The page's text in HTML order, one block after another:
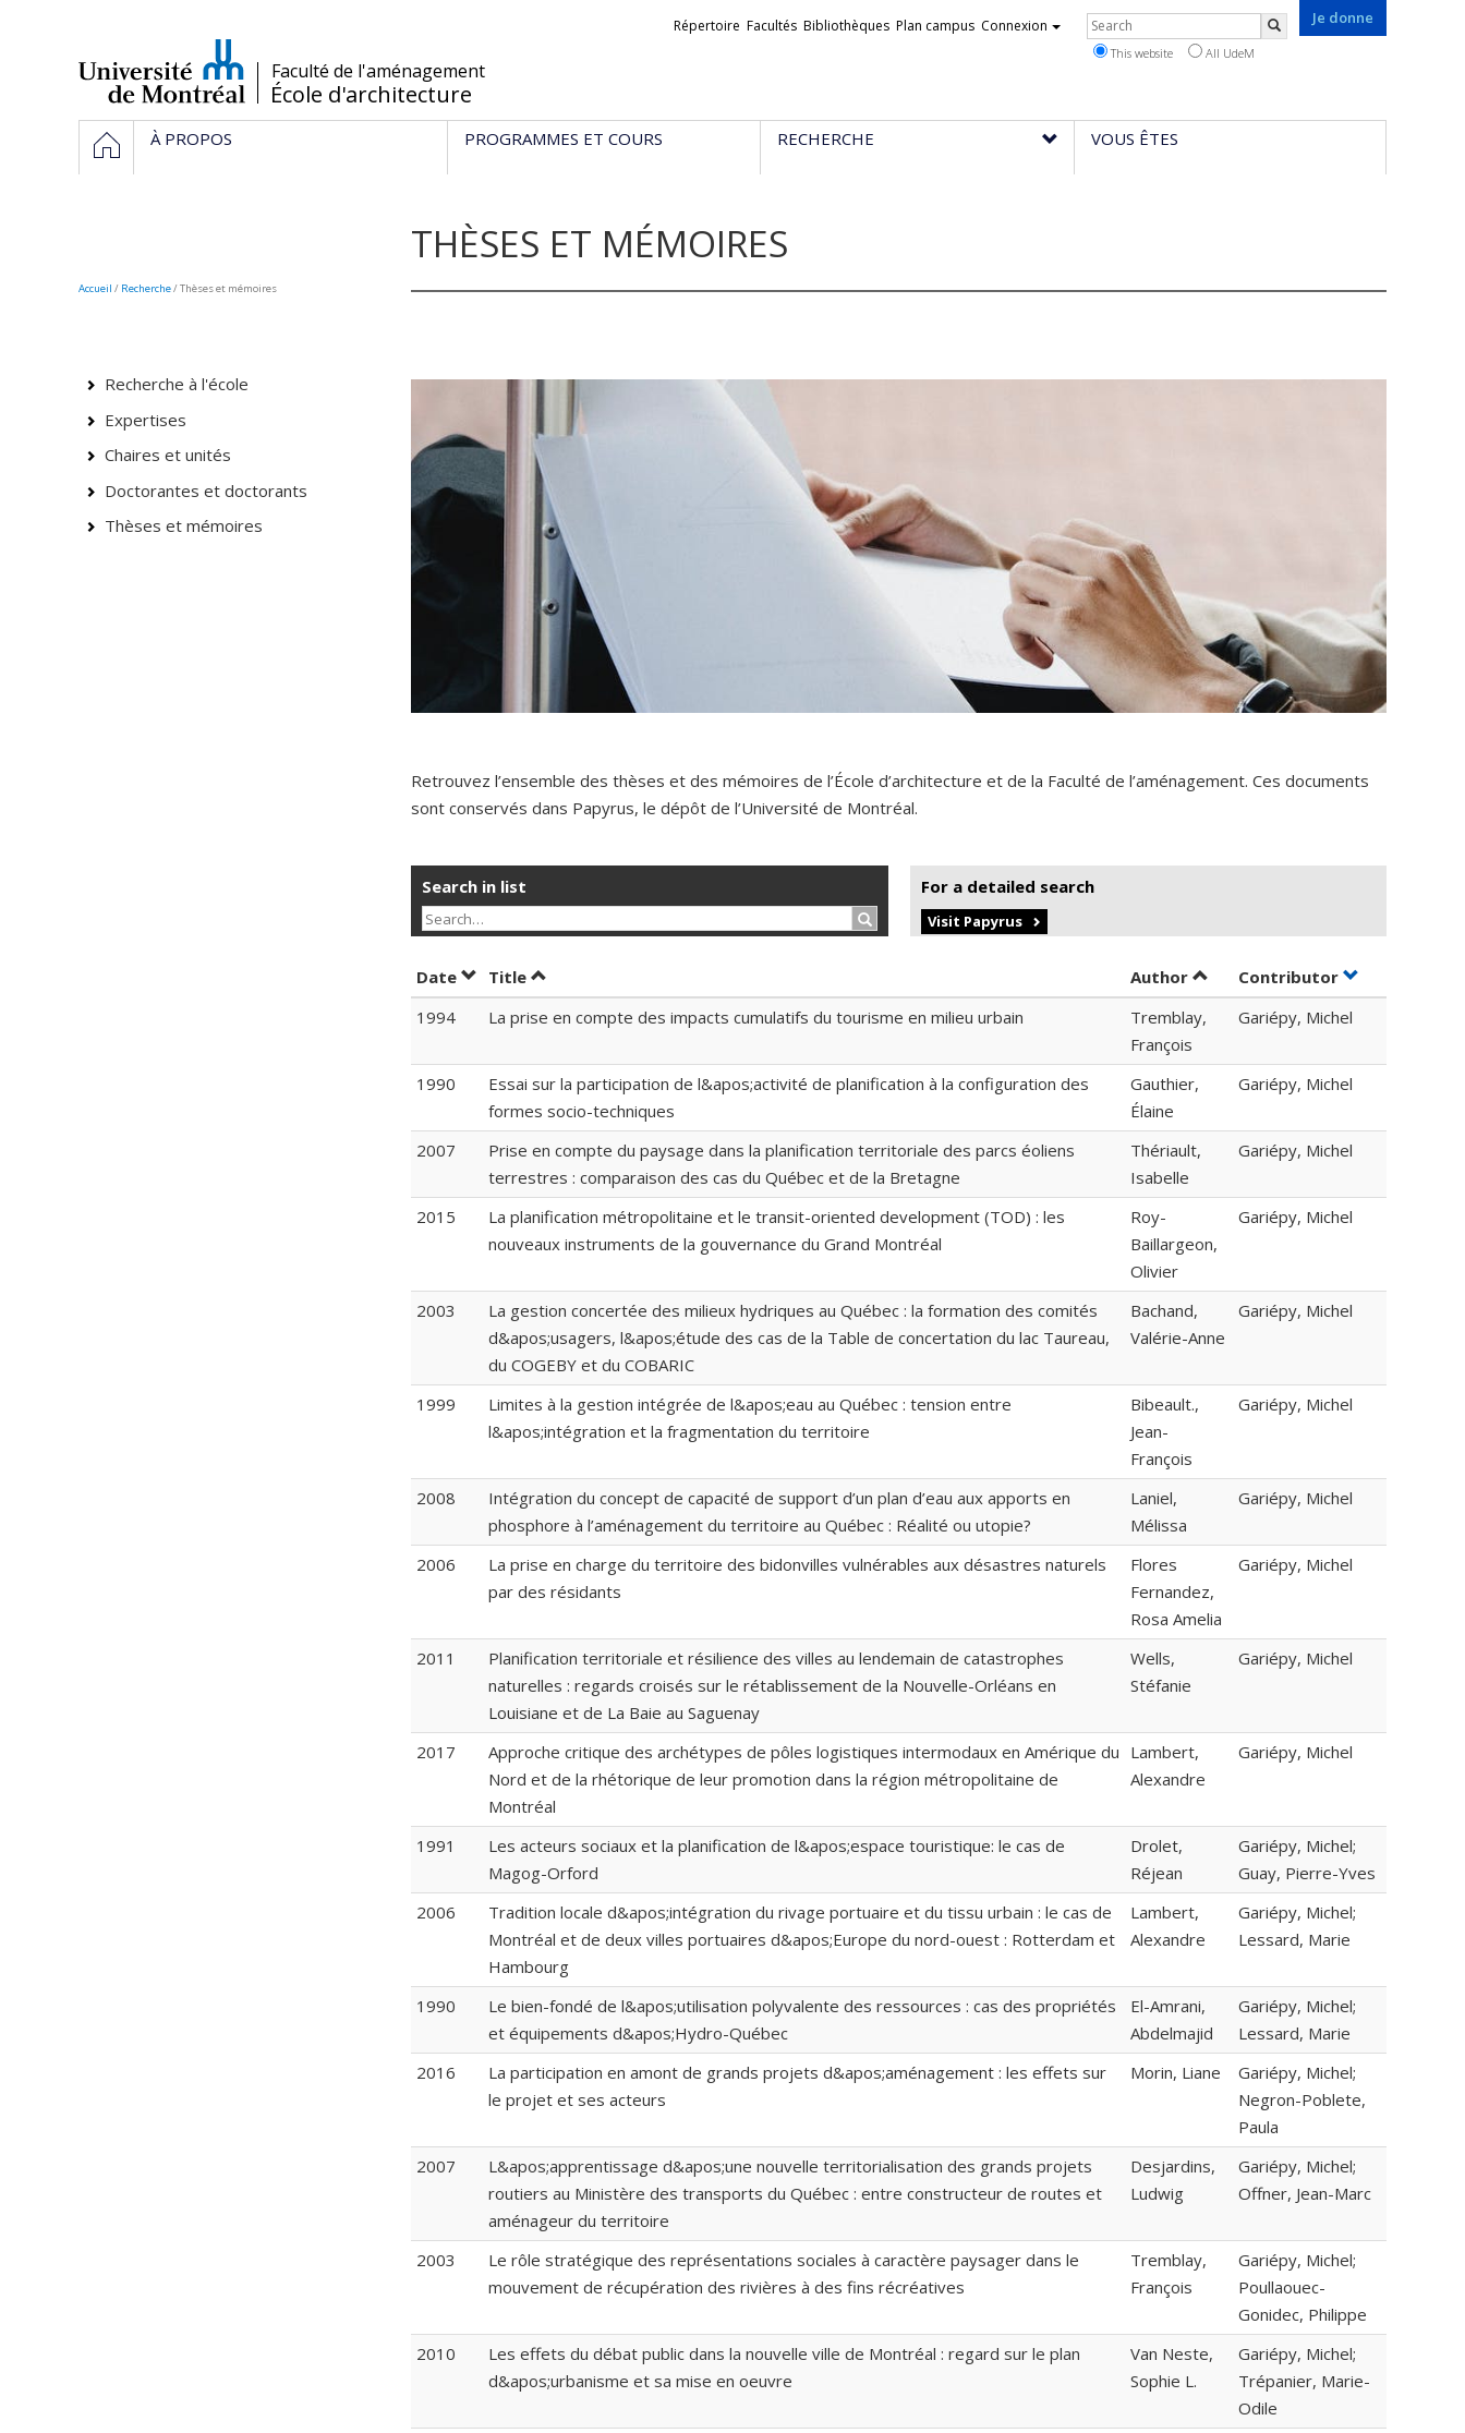
/Faculté de l'aménagement
École d'architecture
Je donne
Liens
Répertoire Facultés Bibliothèques Plan campus Connexion Rechercher
This website All UdeM
Navigation
principale
HOMEÀ PROPOS PROGRAMMES ET COURS RECHERCHE VOUS ÊTES
THÈSES ET MÉMOIRES
Retrouvez l’ensemble des thèses et des mémoires de l’École d’architecture et de la Faculté de l’aménagement. Ces documents
sont conservés dans Papyrus, le dépôt de l’Université de Montréal.
Search in list
Search…
For a detailed search
Visit Papyrus
Date Sort by date in ascending order
Title Sort by title in ascending order Author Sort by author in ascending
Contributor by
1994
La prise en compte des impacts cumulatifs du tourisme en milieu urbain
Tremblay,
François
Gariépy, Michel
1990
Essai sur la participation de l&apos;activité de planification à la configuration des
formes socio-techniques
Gauthier,
Élaine
Gariépy, Michel
2007
Prise en compte du paysage dans la planification territoriale des parcs éoliens
terrestres : comparaison des cas du Québec et de la Bretagne
Thériault,
Isabelle
Gariépy, Michel
2015
La planification métropolitaine et le transit-oriented development (TOD) : les
nouveaux instruments de la gouvernance du Grand Montréal
Roy-
Baillargeon,
Olivier
Gariépy, Michel
2003
La gestion concertée des milieux hydriques au Québec : la formation des comités
d&apos;usagers, l&apos;étude des cas de la Table de concertation du lac Taureau,
du COGEBY et du COBARIC
Bachand,
Valérie-Anne
Gariépy, Michel
1999
Limites à la gestion intégrée de l&apos;eau au Québec : tension entre
l&apos;intégration et la fragmentation du territoire
Bibeault.,
Jean-
François
Gariépy, Michel
2008
Intégration du concept de capacité de support d’un plan d’eau aux apports en
phosphore à l’aménagement du territoire au Québec : Réalité ou utopie?
Laniel,
Mélissa
Gariépy, Michel
2006
La prise en charge du territoire des bidonvilles vulnérables aux désastres naturels
par des résidants
Flores
Fernandez,
Rosa Amelia
Gariépy, Michel
2011
Planification territoriale et résilience des villes au lendemain de catastrophes
naturelles : regards croisés sur le rétablissement de la Nouvelle-Orléans en
Louisiane et de La Baie au Saguenay
Wells,
Stéfanie
Gariépy, Michel
2017
Approche critique des archétypes de pôles logistiques intermodaux en Amérique du
Nord et de la rhétorique de leur promotion dans la région métropolitaine de
Montréal
Lambert,
Alexandre
Gariépy, Michel
1991
Les acteurs sociaux et la planification de l&apos;espace touristique: le cas de
Magog-Orford
Drolet,
Réjean
Gariépy, Michel;
Guay, Pierre-Yves
2006
Tradition locale d&apos;intégration du rivage portuaire et du tissu urbain : le cas de
Montréal et de deux villes portuaires d&apos;Europe du nord-ouest : Rotterdam et
Hambourg
Lambert,
Alexandre
Gariépy, Michel;
Lessard, Marie
1990
Le bien-fondé de l&apos;utilisation polyvalente des ressources : cas des propriétés
et équipements d&apos;Hydro-Québec
El-Amrani,
Abdelmajid
Gariépy, Michel;
Lessard, Marie
2016
La participation en amont de grands projets d&apos;aménagement : les effets sur
le projet et ses acteurs
Morin, Liane
Gariépy, Michel;
Negron-Poblete,
Paula
2007
L&apos;apprentissage d&apos;une nouvelle territorialisation des grands projets
routiers au Ministère des transports du Québec : entre constructeur de routes et
aménageur du territoire
Desjardins,
Ludwig
Gariépy, Michel;
Offner, Jean-Marc
2003
Le rôle stratégique des représentations sociales à caractère paysager dans le
mouvement de récupération des rivières à des fins récréatives
Tremblay,
François
Gariépy, Michel;
Poullaouec-
Gonidec, Philippe
2010
Les effets du débat public dans la nouvelle ville de Montréal : regard sur le plan
d&apos;urbanisme et sa mise en oeuvre
Van Neste,
Sophie L.
Gariépy, Michel;
Trépanier, Marie-
Odile
Accueil / Recherche/Thèses et mémoires
Recherche à l'école
Expertises
Chaires et unités
Doctorantes et doctorants
Thèses et mémoires